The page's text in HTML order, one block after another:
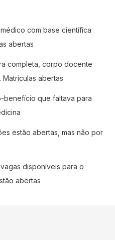
com base científica
abertas
completa, corpo docente
abertas
benefício que faltava para
estão abertas, mas não por
disponíveis para o
abertas